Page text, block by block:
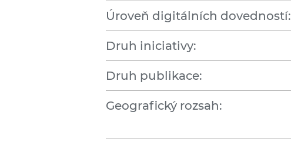
Úroveň digitálních dovedností:
Druh iniciativy:
Druh publikace:
Geografický rozsah: